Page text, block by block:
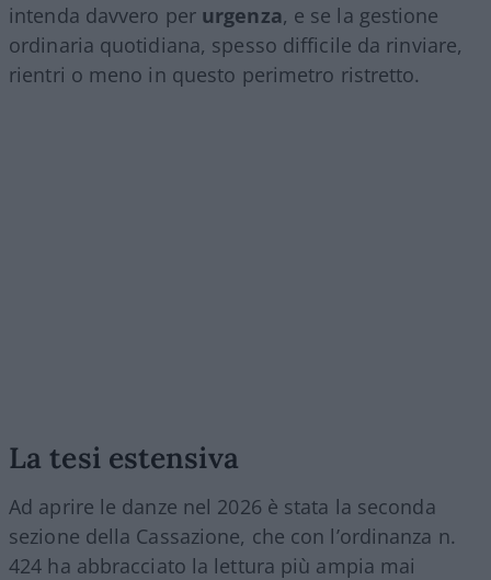
intenda davvero per urgenza, e se la gestione
ordinaria quotidiana, spesso difficile da rinviare,
rientri o meno in questo perimetro ristretto.
La tesi estensiva
Ad aprire le danze nel 2026 è stata la seconda
sezione della Cassazione, che con l’ordinanza n.
424 ha abbracciato la lettura più ampia mai